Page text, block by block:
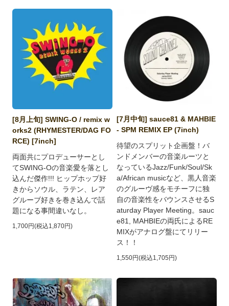
[8月上旬] SWING-O / remix w
orks2 (RHYMESTER/DAG FO
RCE) [7inch]
両面共にプロデューサーとし
てSWING-Oの音楽愛を落とし
込んだ傑作!!! ヒップホップ好
きからソウル、ラテン、レア
グルーブ好きを巻き込んで話
題になる事間違いなし。
1,700円(税込1,870円)
[7月中旬] sauce81 & MAHBIE
- SPM REMIX EP (7inch)
待望のスプリット企画盤！バ
ンドメンバーの音楽ルーツと
なっているJazz/Funk/Soul/Sk
a/African musicなど、黒人音楽
のグルーヴ感をモチーフに独
自の音楽性をバウンスさせるS
aturday Player Meeting。sauc
e81, MAHBIEの両氏によるRE
MIXがアナログ盤にてリリー
ス！！
1,550円(税込1,705円)